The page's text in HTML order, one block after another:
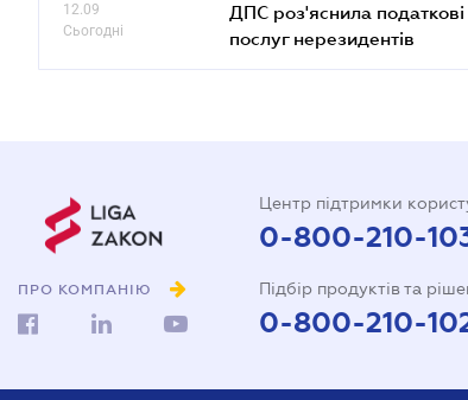
12.09
Сьогодні
ДПС роз'яснила
послуг нерезидентів
ПРО КОМПАНІЮ
Центр підтримки
0-800-210-
Підбір продуктів та
0-800-210-